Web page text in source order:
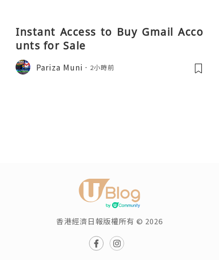
Instant Access to Buy Gmail Acco
unts for Sale
Pariza Muni 2小時前
香港經濟日報版權所有 © 2026